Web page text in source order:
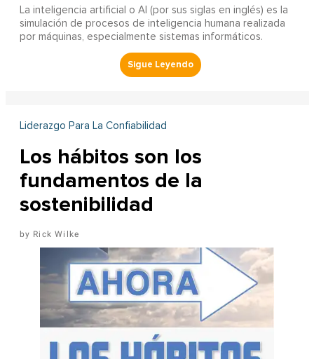
La inteligencia artificial o AI (por sus siglas en inglés) es la
simulación de procesos de inteligencia humana realizada
por máquinas, especialmente sistemas informáticos.
Liderazgo Para La Confiabilidad
Los hábitos son los
fundamentos de la
sostenibilidad
Rick Wilke